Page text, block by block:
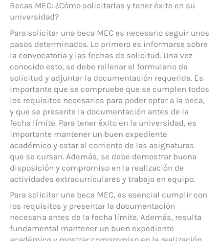
Becas MEC: ¿Cómo solicitarlas y tener éxito en su
universidad?
Para solicitar una beca MEC es necesario seguir unos
pasos determinados. Lo primero es informarse sobre
la convocatoria y las fechas de solicitud. Una vez
conocido esto, se debe rellenar el formulario de
solicitud y adjuntar la documentación requerida. Es
importante que se compruebe que se cumplen todos
los requisitos necesarios para poder optar a la beca,
y que se presente la documentación antes de la
fecha límite. Para tener éxito en la universidad, es
importante mantener un buen expediente
académico y estar al corriente de las asignaturas
que se cursan. Además, se debe demostrar buena
disposición y compromiso en la realización de
actividades extracurriculares y trabajo en equipo.
Para solicitar una beca MEC, es esencial cumplir con
los requisitos y presentar la documentación
necesaria antes de la fecha límite. Además, resulta
fundamental mantener un buen expediente